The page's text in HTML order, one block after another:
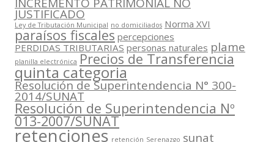
JUSTIFICADO
Ley de Tributación Municipal no domiciliados Norma XVI
paraísos fiscales percepciones
PERDIDAS TRIBUTARIAS personas naturales plame
planilla electrónica Precios de Transferencia
quinta categoria
Resolución de Superintendencia N° 300-
2014/SUNAT
Resolución de Superintendencia Nº
013-2007/SUNAT
retenciones retención Serenazgo sunat